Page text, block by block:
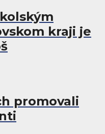
kraji je
promovali